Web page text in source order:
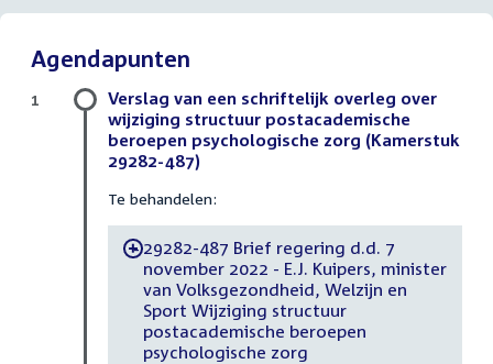
Agendapunten
Verslag van een schriftelijk overleg over
wijziging structuur postacademische
beroepen psychologische zorg (Kamerstuk
29282-487)
Te behandelen:
-29282-487 Brief regering d.d. 7
november 2022 - E.J. Kuipers, minister
van Volksgezondheid, Welzijn en
Sport Wijziging structuur
postacademische beroepen
psychologische zorg
1